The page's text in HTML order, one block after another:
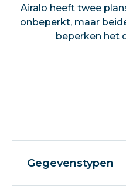
Airalo heeft twee
onbeperkt, maar
beperken het
Gegevenstypen